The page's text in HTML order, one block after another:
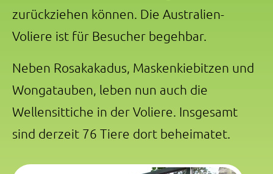
zurückziehen können. Die Australien-
Voliere ist für Besucher begehbar.
Neben Rosakakadus, Maskenkiebitzen und
Wongatauben, leben nun auch die
Wellensittiche in der Voliere. Insgesamt
sind derzeit 76 Tiere dort beheimatet.